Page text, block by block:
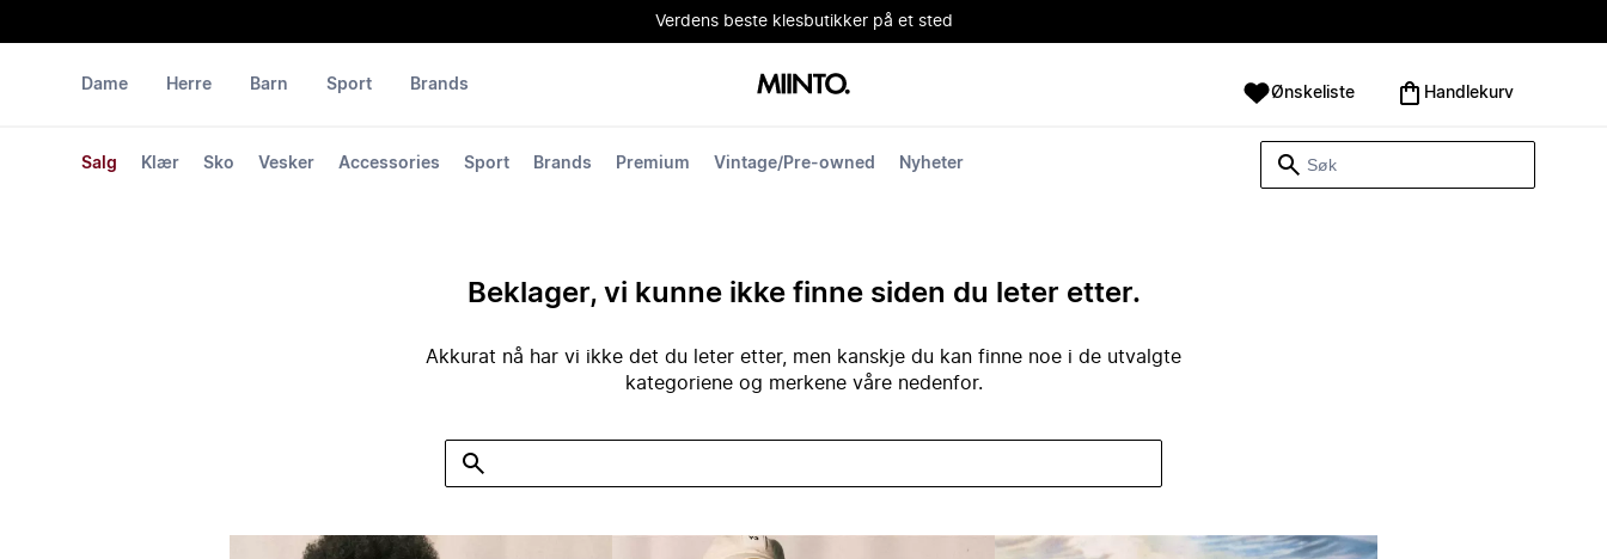
Verdens beste klesbutikker på et sted
Dame
Salg Klær Sko Vesker Accessories Sport Brands Premium Vintage/Pre-owned Nyheter
Herre Barn Sport Brands Ønskeliste Handlekurv
Beklager, vi kunne ikke finne siden du leter etter.
Akkurat nå har vi ikke det du leter etter, men kanskje du kan finne noe i de utvalgte
kategoriene og merkene våre nedenfor.